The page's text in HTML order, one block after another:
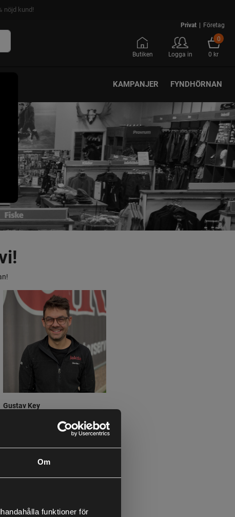
Om
funktioner för
nöjd kund!
Privat | Företag
Butiken Logga in
0
0 kr
KAMPANJER FYNDHÖRNAN
Gustav Key
HÄR!